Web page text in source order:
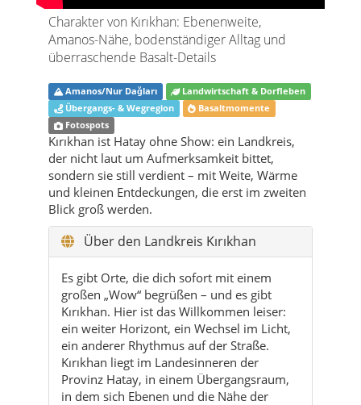
Amanos/Nur Dağları
Landwirtschaft & Dorfleben
Übergangs- & Wegregion
Basaltmomente
Fotospots
Kırıkhan ist Hatay ohne Show: ein Landkreis,
sondern sie still verdient – mit Weite, Wärme
und kleinen Entdeckungen, die erst im zweiten
Blick groß werden.
Über den Landkreis Kırıkhan
Es gibt Orte, die dich sofort mit einem
großen „Wow“ begrüßen – und es gibt
Kırıkhan. Hier ist das Willkommen leiser:
ein weiter Horizont, ein Wechsel im Licht,
ein anderer Rhythmus auf der Straße.
Kırıkhan liegt im Landesinneren der
Provinz Hatay, in einem Übergangsraum,
in dem sich Ebenen und die Nähe der
Amanos- bzw. Nur-Dağları fast wie zwei
Stimmen ergänzen. Du spürst beides: die
Offenheit der Fläche und die Präsenz der
Berge, die im Hintergrund wie eine ruhige
Kulisse stehen.